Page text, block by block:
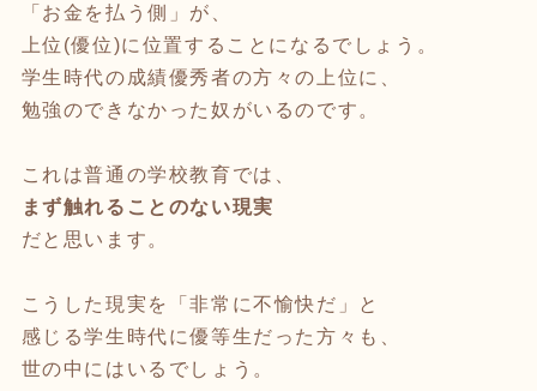
「お金を払う側」が、
上位(優位)に位置することになるでしょう。
学生時代の成績優秀者の方々の上位に、
勉強のできなかった奴がいるのです。
これは普通の学校教育では、
まず触れることのない現実
だと思います。
こうした現実を「非常に不愉快だ」と
感じる学生時代に優等生だった方々も、
世の中にはいるでしょう。